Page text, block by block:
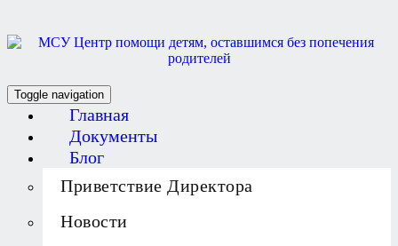
Toggle navigation
Главная
Документы
Блог
Приветствие Директора
Новости